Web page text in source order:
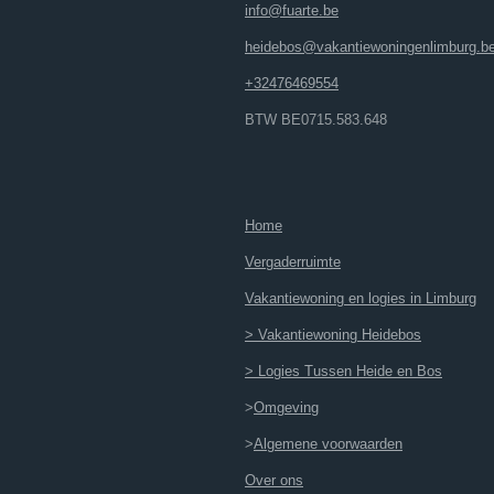
info@fuarte.be
+32476469554
BTW BE0715.583.648
Home
Vergaderruimte
Vakantiewoning en logies in Limburg
> Vakantiewoning Heidebos
> Logies Tussen Heide en Bos
>Omgeving
>Algemene voorwaarden
Over ons